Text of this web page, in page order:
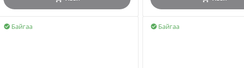
Байгаа
 Байгаа
